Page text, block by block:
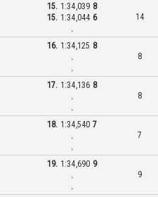
15. 1:34,039 8
15. 1:34,044 6
.
14
16. 1:34,125 8
.
.
8
17. 1:34,136 8
.
.
8
18. 1:34,540 7
.
.
7
19. 1:34,690 9
.
.
9